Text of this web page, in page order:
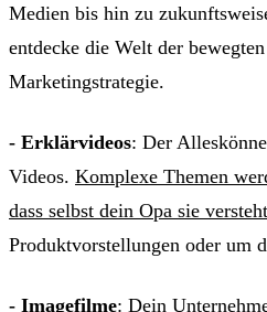
Medien bis hin zu
entdecke die Welt der
Marketingstrategie.
- Erklärvideos: Der
Videos. Komplexe Themen
dass selbst dein Opa sie versteht
Produktvorstellungen oder um
- Imagefilme: Dein